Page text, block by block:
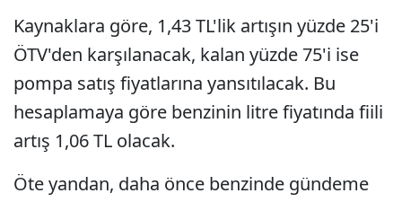
Kaynaklara göre, 1,43 TL'lik artışın yüzde 25'i
ÖTV'den karşılanacak, kalan yüzde 75'i ise
pompa satış fiyatlarına yansıtılacak. Bu
hesaplamaya göre benzinin litre fiyatında fiili
artış 1,06 TL olacak.
Öte yandan, daha önce benzinde gündeme